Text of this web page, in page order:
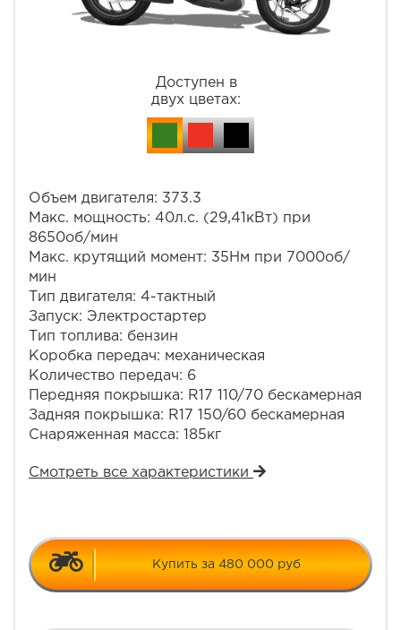
Доступен в
двух цветах:
Объем двигателя: 373.3
Макс. мощность: 40л.с. (29,41кВт) при
8650об/мин
Макс. крутящий момент: 35Нм при 7000об/
мин
Тип двигателя: 4-тактный
Запуск: Электростартер
Тип топлива: бензин
Коробка передач: механическая
Количество передач: 6
Передняя покрышка: R17 110/70 бескамерная
Задняя покрышка: R17 150/60 бескамерная
Снаряженная масса: 185кг
Смотреть все характеристики
Купить за 480 000 руб